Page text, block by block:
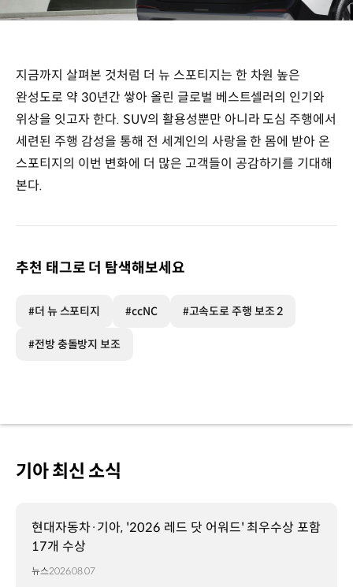
지금까지 살펴본 것처럼 더 뉴 스포티지는 한 차원 높은
완성도로 약 30년간 쌓아 올린 글로벌 베스트셀러의 인기와
위상을 잇고자 한다. SUV의 활용성뿐만 아니라 도심 주행에서
세련된 주행 감성을 통해 전 세계인의 사랑을 한 몸에 받아 온
스포티지의 이번 변화에 더 많은 고객들이 공감하기를 기대해
본다.
추천 태그로 더 탐색해보세요
#더 뉴 스포티지 #ccNC #고속도로 주행 보조 2
#전방 충돌방지 보조
기아 최신 소식
현대자동차·기아, '2026 레드 닷 어워드' 최우수상 포함
17개 수상
뉴스2026.08.07